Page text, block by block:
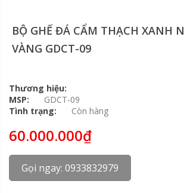
BỘ GHẾ ĐÁ CẨM THẠCH XANH
VÀNG GDCT-09
Thương hiệu:
MSP:
GDCT-09
Tình trạng:
Còn hàng
60.000.000₫
Gọi ngay: 0933832979